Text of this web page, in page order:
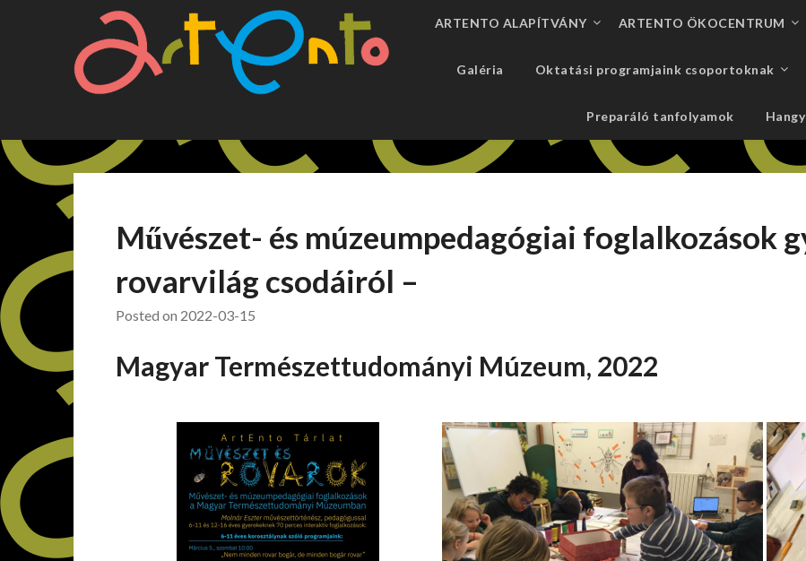
ARTENTO ALAPÍTVÁNY ARTENTO ÖKOCENTRUM
Galéria Oktatási programjaink csoportoknak
Preparáló tanfolyamok
Művészet- és múzeumpedagógiai foglalkozások
rovarvilág csodáiról –
Posted on 2022-03-15
Magyar Természettudományi Múzeum, 2022